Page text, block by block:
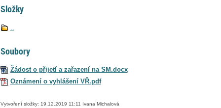
Složky
..
Soubory
Žádost o přijetí a zařazení na SM.docx
Oznámení o vyhlášení VŘ.pdf
Vytvoření složky: 19.12.2019 11:11 Ivana Michalová